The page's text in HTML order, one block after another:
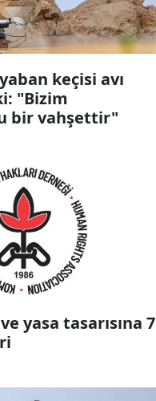
keçisi avı
"Bizim
bir vahşettir"
yasa tasarısına 7